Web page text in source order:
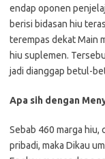
endap oponen
berisi bidasan hiu
terempas dekat Main
hiu suplemen.
jadi dianggap betul-
Apa sih dengan
Sebab 460 marga hiu,
pribadi, maka Dikau